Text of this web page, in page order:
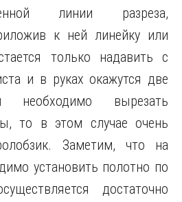
линии разреза,
к ней линейку или
только надавить с
и в руках окажутся две
необходимо вырезать
то в этом случае очень
Заметим, что на
установить полотно по
достаточно